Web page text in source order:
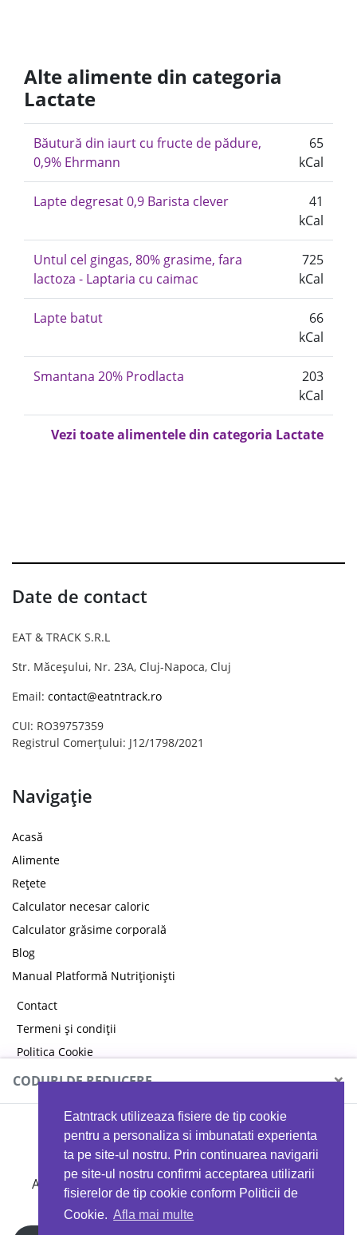
Eatntrack utilizeaza fisiere de tip cookie
pentru a personaliza si imbunatati experienta
ta pe site-ul nostru. Prin continuarea navigarii
pe site-ul nostru confirmi acceptarea utilizarii
fisierelor de tip cookie conform Politicii de
Cookie. Afla mai multe
Alte alimente din categoria
Lactate
Băutură din iaurt cu fructe de pădure,
0,9% Ehrmann
65
kCal
Lapte degresat 0,9 Barista clever
41
kCal
Untul cel gingas, 80% grasime, fara
lactoza - Laptaria cu caimac
725
kCal
Lapte batut
66
kCal
Smantana 20% Prodlacta
203
kCal
Vezi toate alimentele din categoria Lactate
Date de contact
EAT & TRACK S.R.L
Str. Măceșului, Nr. 23A, Cluj-Napoca, Cluj
Email: contact@eatntrack.ro
CUI: RO39757359
Registrul Comerțului: J12/1798/2021
Navigație
Acasă
Alimente
Rețete
Calculator necesar caloric
Calculator grăsime corporală
Blog
Manual Platformă Nutriționiști
Contact
Termeni și condiții
Politica Cookie
Politica de confidențialitate
CODURI DE REDUCERE ×
MYPROTEIN
Ai 40%reducere la orice comandă folosind codul
EATTRACK